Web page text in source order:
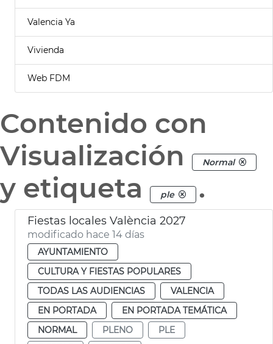
Valencia Ya
Vivienda
Web FDM
Contenido con
Visualización
Normal
y etiqueta ple .
Fiestas locales València 2027
modificado hace 14 días
AYUNTAMIENTO
CULTURA Y FIESTAS POPULARES
TODAS LAS AUDIENCIAS
VALENCIA
EN PORTADA
EN PORTADA TEMÁTICA
NORMAL
PLENO
PLE